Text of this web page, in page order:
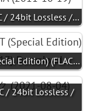
/ 24bit Lossless /…
Edition) (FLAC…
/ 24bit Lossless /